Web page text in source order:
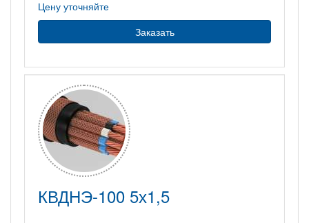
Цену уточняйте
Заказать
КВДНЭ-100 5х1,5